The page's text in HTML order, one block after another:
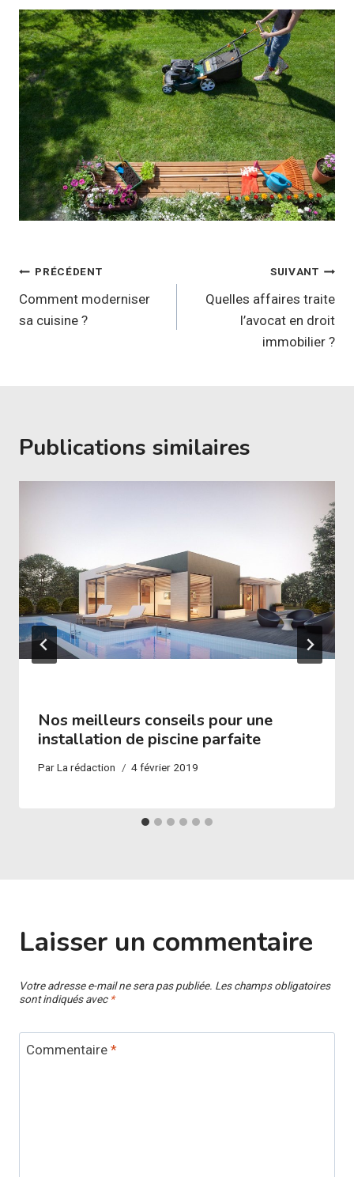
Navigation
de
l’article
PRÉCÉDENT
Comment moderniser
sa cuisine ?
SUIVANT
Quelles affaires traite
l’avocat en droit
immobilier ?
Publications similaires
Nos meilleurs conseils pour une
installation de piscine parfaite
ParLa rédaction 4 février 2019
Laisser un commentaire
Votre adresse e-mail ne sera pas publiée. Les champs obligatoires
sont indiqués avec *
Commentaire *